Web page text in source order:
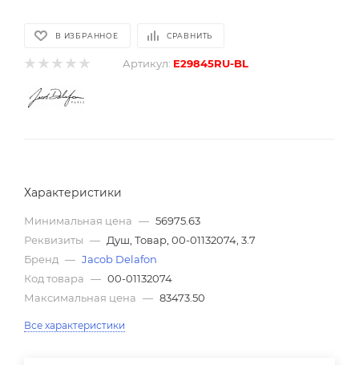
В ИЗБРАННОЕ СРАВНИТЬ
Артикул: E29845RU-BL
Характеристики
Минимальная цена — 56975.63
Реквизиты — Душ, Товар, 00-01132074, 3.7
Бренд — Jacob Delafon
Код товара — 00-01132074
Максимальная цена — 83473.50
Все характеристики